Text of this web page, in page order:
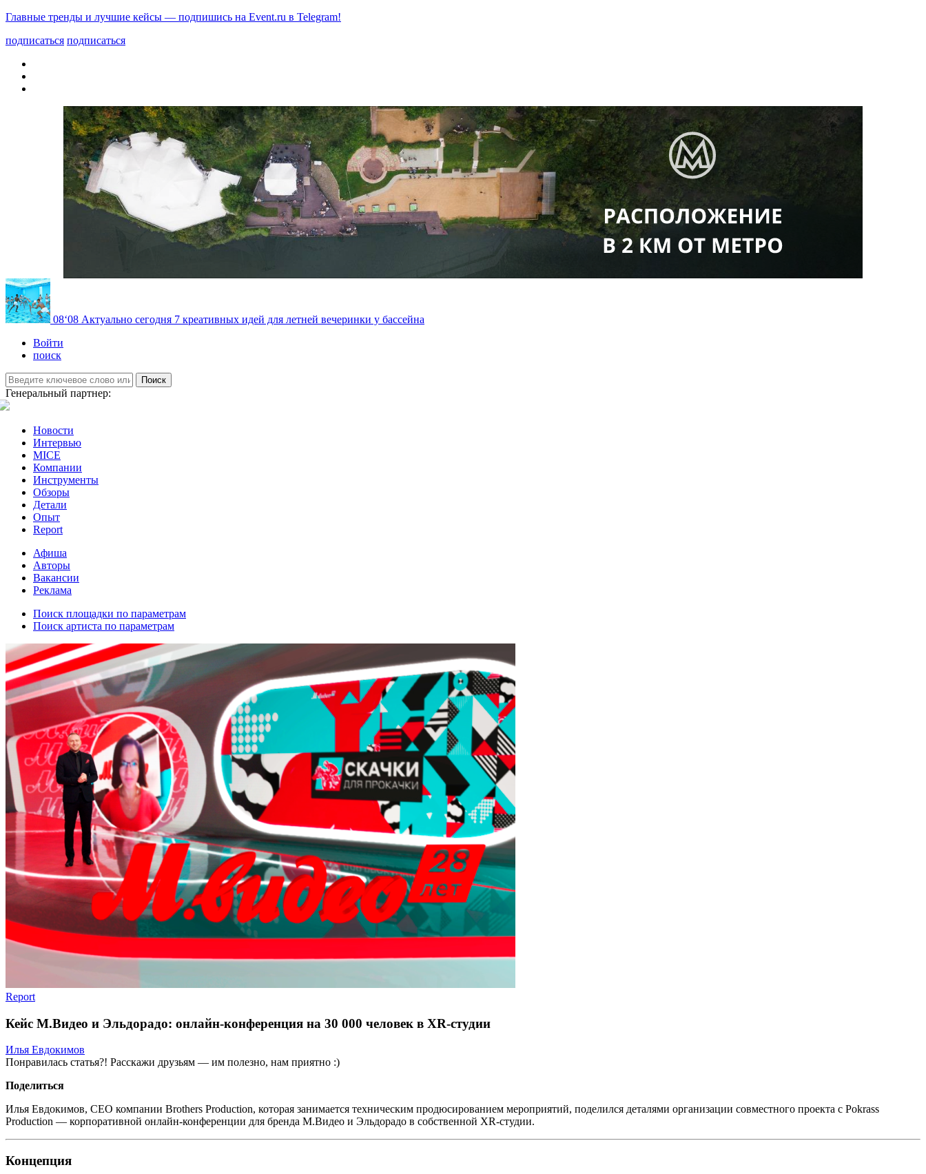
Главные тренды и лучшие кейсы — подпишись на Event.ru в Telegram!
подписаться подписаться
08‘08 Актуально сегодня 7 креативных идей для летней вечеринки у бассейна
Войти
поиск
Поиск
Генеральный партнер:
Новости
Интервью
MICE
Компании
Инструменты
Обзоры
Детали
Опыт
Report
Афиша
Авторы
Вакансии
Реклама
Поиск площадки по параметрам
Поиск артиста по параметрам
Report
Кейс М.Видео и Эльдорадо: онлайн-конференция на 30 000 человек в XR-студии
Илья Евдокимов
Понравилась статья?! Расскажи друзьям — им полезно, нам приятно :)
Поделиться
Илья Евдокимов, CEO компании Brothers Production, которая занимается техническим продюсированием мероприятий, поделился деталями организации совместного проекта с Pokrass
Production — корпоративной онлайн-конференции для бренда М.Видео и Эльдорадо в собственной XR-студии.
Концепция